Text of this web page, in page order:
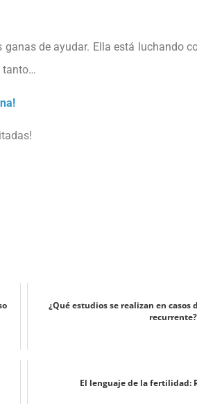
de ayudar. Ella está
tanto…
¿Qué estudios se realizan en
recurrente?
El lenguaje de la fertilidad: